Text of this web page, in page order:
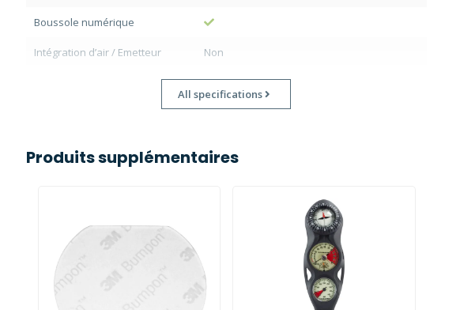
Boussole numérique
Intégration d’air / Emetteur Non
All specifications
Produits supplémentaires